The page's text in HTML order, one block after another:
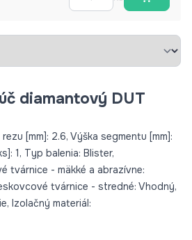
diamantový DUT
[mm]: 2.6, Výška segmentu [mm]:
1, Typ balenia: Blister,
tvárnice - mäkké a abrazívne:
tvárnice - stredné: Vhodný,
Izolačný materiál: